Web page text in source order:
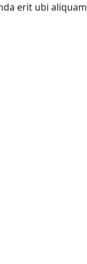
erit ubi aliquam